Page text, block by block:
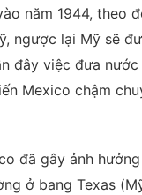
năm 1944, theo
ngược lại Mỹ sẽ
đây việc đưa
Mexico chậm
đã gây ảnh
ở bang Texas